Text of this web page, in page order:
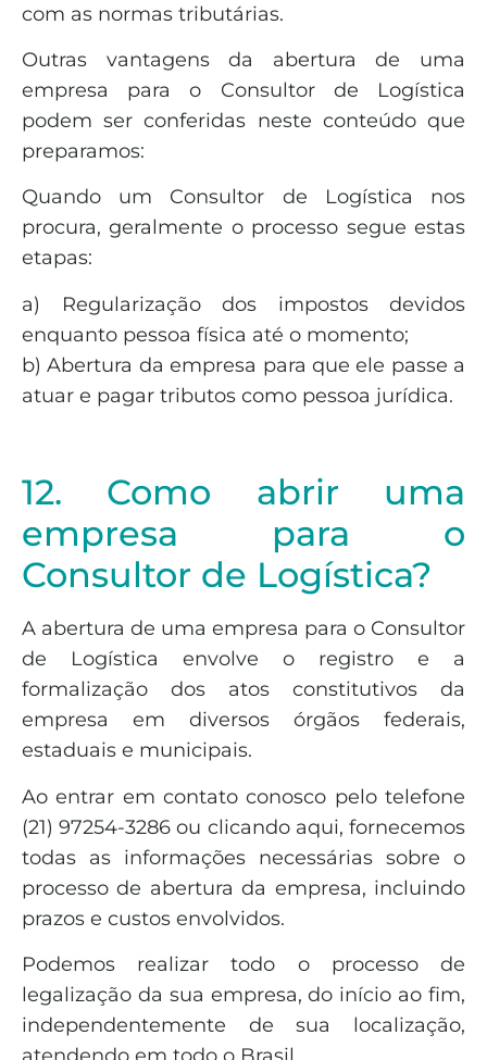
com as normas tributárias.
Outras vantagens da abertura de uma
empresa para o Consultor de Logística
podem ser conferidas neste conteúdo que
preparamos:
Quando um Consultor de Logística nos
procura, geralmente o processo segue estas
etapas:
a) Regularização dos impostos devidos
enquanto pessoa física até o momento;
b) Abertura da empresa para que ele passe a
atuar e pagar tributos como pessoa jurídica.
12. Como abrir uma
empresa para o
Consultor de Logística?
A abertura de uma empresa para o Consultor
de Logística envolve o registro e a
formalização dos atos constitutivos da
empresa em diversos órgãos federais,
estaduais e municipais.
Ao entrar em contato conosco pelo telefone
(21) 97254-3286 ou clicando aqui, fornecemos
todas as informações necessárias sobre o
processo de abertura da empresa, incluindo
prazos e custos envolvidos.
Podemos realizar todo o processo de
legalização da sua empresa, do início ao fim,
independentemente de sua localização,